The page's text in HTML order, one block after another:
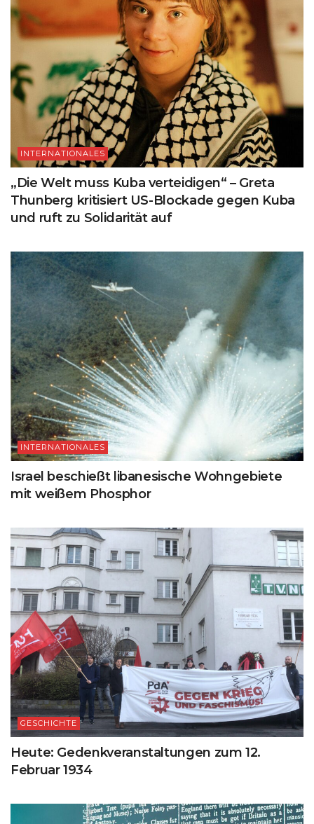
INTERNATIONALES
„Die Welt muss Kuba verteidigen“ – Greta
Thunberg kritisiert US-Blockade gegen Kuba
und ruft zu Solidarität auf
INTERNATIONALES
Israel beschießt libanesische Wohngebiete
mit weißem Phosphor
GESCHICHTE
Heute: Gedenkveranstaltungen zum 12.
Februar 1934